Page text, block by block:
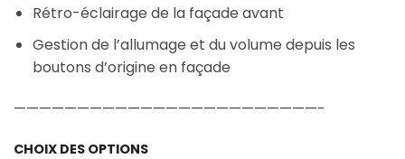
Rétro-éclairage de la façade avant
Gestion de l’allumage et du volume depuis les
boutons d’origine en façade
————————————————————————-
CHOIX DES OPTIONS